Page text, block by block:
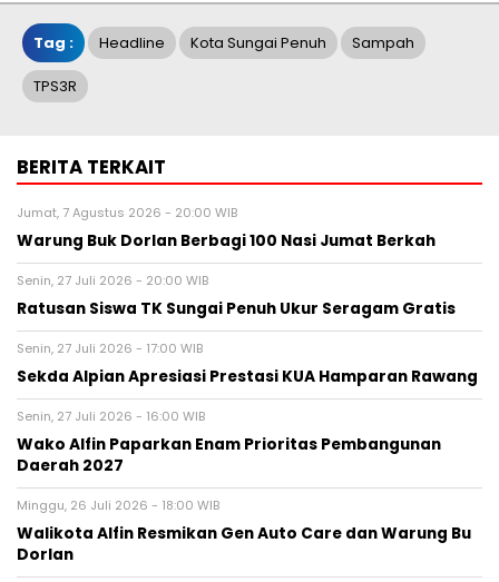
Tag : Headline Kota Sungai Penuh Sampah
TPS3R
BERITA TERKAIT
Jumat, 7 Agustus 2026 - 20:00 WIB
Warung Buk Dorlan Berbagi 100 Nasi Jumat Berkah
Senin, 27 Juli 2026 - 20:00 WIB
Ratusan Siswa TK Sungai Penuh Ukur Seragam Gratis
Senin, 27 Juli 2026 - 17:00 WIB
Sekda Alpian Apresiasi Prestasi KUA Hamparan Rawang
Senin, 27 Juli 2026 - 16:00 WIB
Wako Alfin Paparkan Enam Prioritas Pembangunan
Daerah 2027
Minggu, 26 Juli 2026 - 18:00 WIB
Walikota Alfin Resmikan Gen Auto Care dan Warung Bu
Dorlan